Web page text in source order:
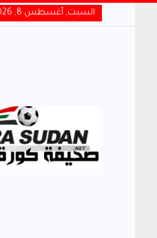
السبت, أغسطس 8, 2026